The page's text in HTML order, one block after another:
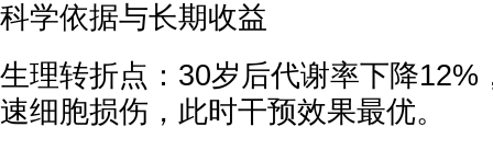
科学依据与长期收益
生理转折点：30岁后代谢率下降12%
速细胞损伤，此时干预效果最优。